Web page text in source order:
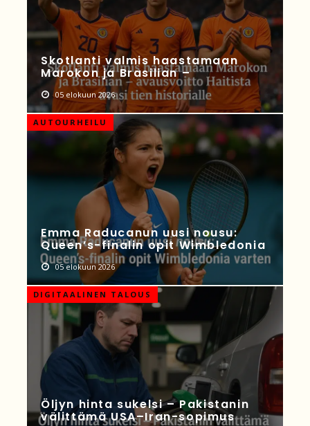
Skotlanti valmis haastamaan
Marokon ja Brasilian –
05 elokuun 2026
AUTOURHEILU
Emma Raducanun uusi nousu:
Queen’s-finalin opit Wimbledonia
05 elokuun 2026
DIGITAALINEN TALOUS
Öljyn hinta sukelsi – Pakistanin
välittämä USA–Iran-sopimus